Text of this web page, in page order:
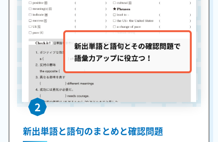
2
新出単語と語句のまとめと確認問題